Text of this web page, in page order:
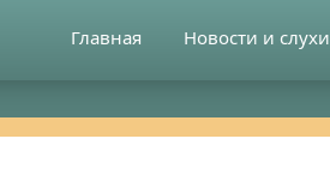
Главная Новости и слухи